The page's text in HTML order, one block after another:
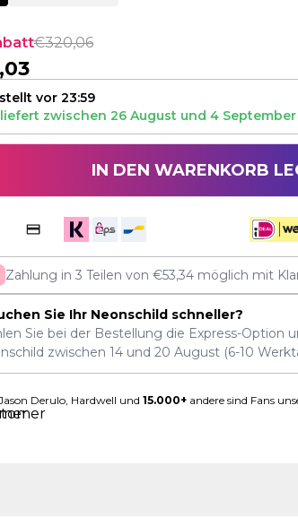
€320,06
vor 23:59
zwischen 26 August und 4 September
IN DEN WARENKORB
Zahlung in 3 Teilen von€53,34 möglich mit
Sie Ihr Neonschild schneller?
Sie bei der Bestellung die Express-Option
zwischen 14und 20 August(6-10
Derulo, Hardwell und 15.000+andere sind Fans